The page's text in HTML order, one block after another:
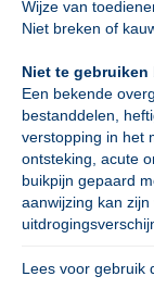
Wijze van
Niet breken of
Niet te gebruiken
Een bekende
bestanddelen,
verstopping in het
ontsteking, acute
buikpijn gepaard
aanwijzing kan
Lees voor gebruik